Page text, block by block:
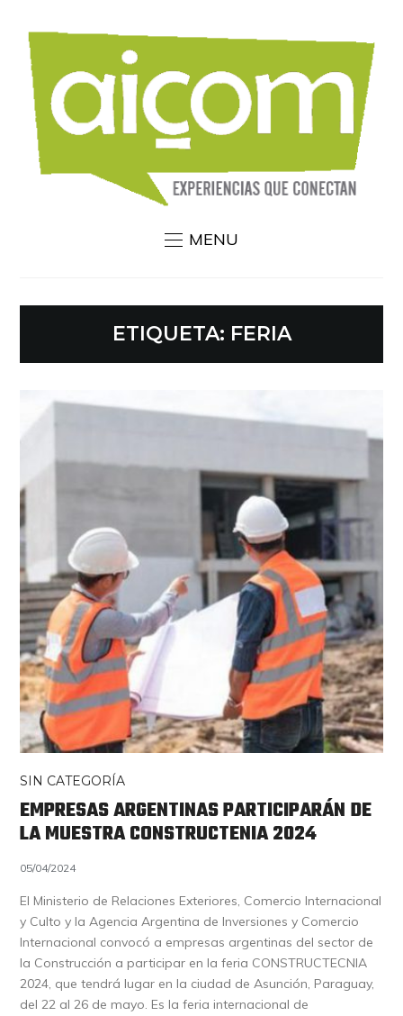
MENU
ETIQUETA: FERIA
SIN CATEGORÍA
EMPRESAS ARGENTINAS PARTICIPARÁN DE
LA MUESTRA CONSTRUCTENIA 2024
05/04/2024
El Ministerio de Relaciones Exteriores, Comercio Internacional
y Culto y la Agencia Argentina de Inversiones y Comercio
Internacional convocó a empresas argentinas del sector de
la Construcción a participar en la feria CONSTRUCTECNIA
2024, que tendrá lugar en la ciudad de Asunción, Paraguay,
del 22 al 26 de mayo. Es la feria internacional de